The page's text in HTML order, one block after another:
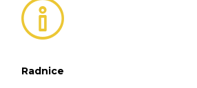
Radnice